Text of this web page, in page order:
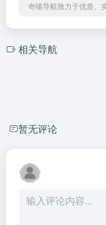
奇喵导航致力于优质、
相关导航
暂无评论